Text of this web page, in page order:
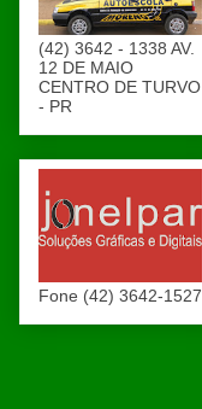
(42) 3642 - 1338 AV.
12 DE MAIO
CENTRO DE TURVO
- PR
Fone (42) 3642-1527